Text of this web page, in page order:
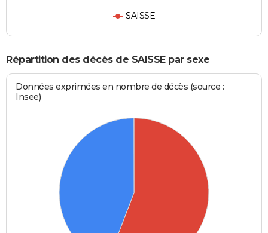
SAISSE
Répartition des décès de SAISSE par sexe
Données exprimées en nombre de décès (source :
Insee)